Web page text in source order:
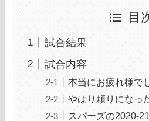
目
試合結果
試合内容
本当にお疲れ様で
やはり頼りになっ
スパーズの2020-